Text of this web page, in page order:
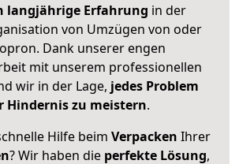
langjährige Erfahrung in der
von Umzügen von oder
Dank unserer engen
mit unserem professionellen
wir in der Lage, jedes Problem
Hindernis zu meistern.
Hilfe beim Verpacken Ihrer
? Wir haben die perfekte Lösung,